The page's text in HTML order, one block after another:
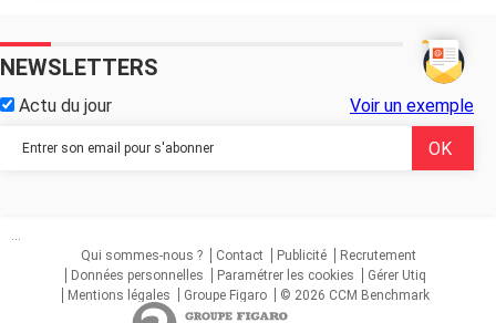
NEWSLETTERS
Actu du jour Voir un exemple
...
Qui sommes-nous ?
Contact Publicité
Recrutement
Données personnelles
Paramétrer les cookies
Gérer Utiq
Mentions légales
Groupe Figaro © 2026 CCM Benchmark